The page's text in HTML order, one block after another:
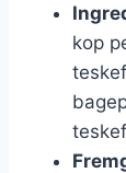
kop